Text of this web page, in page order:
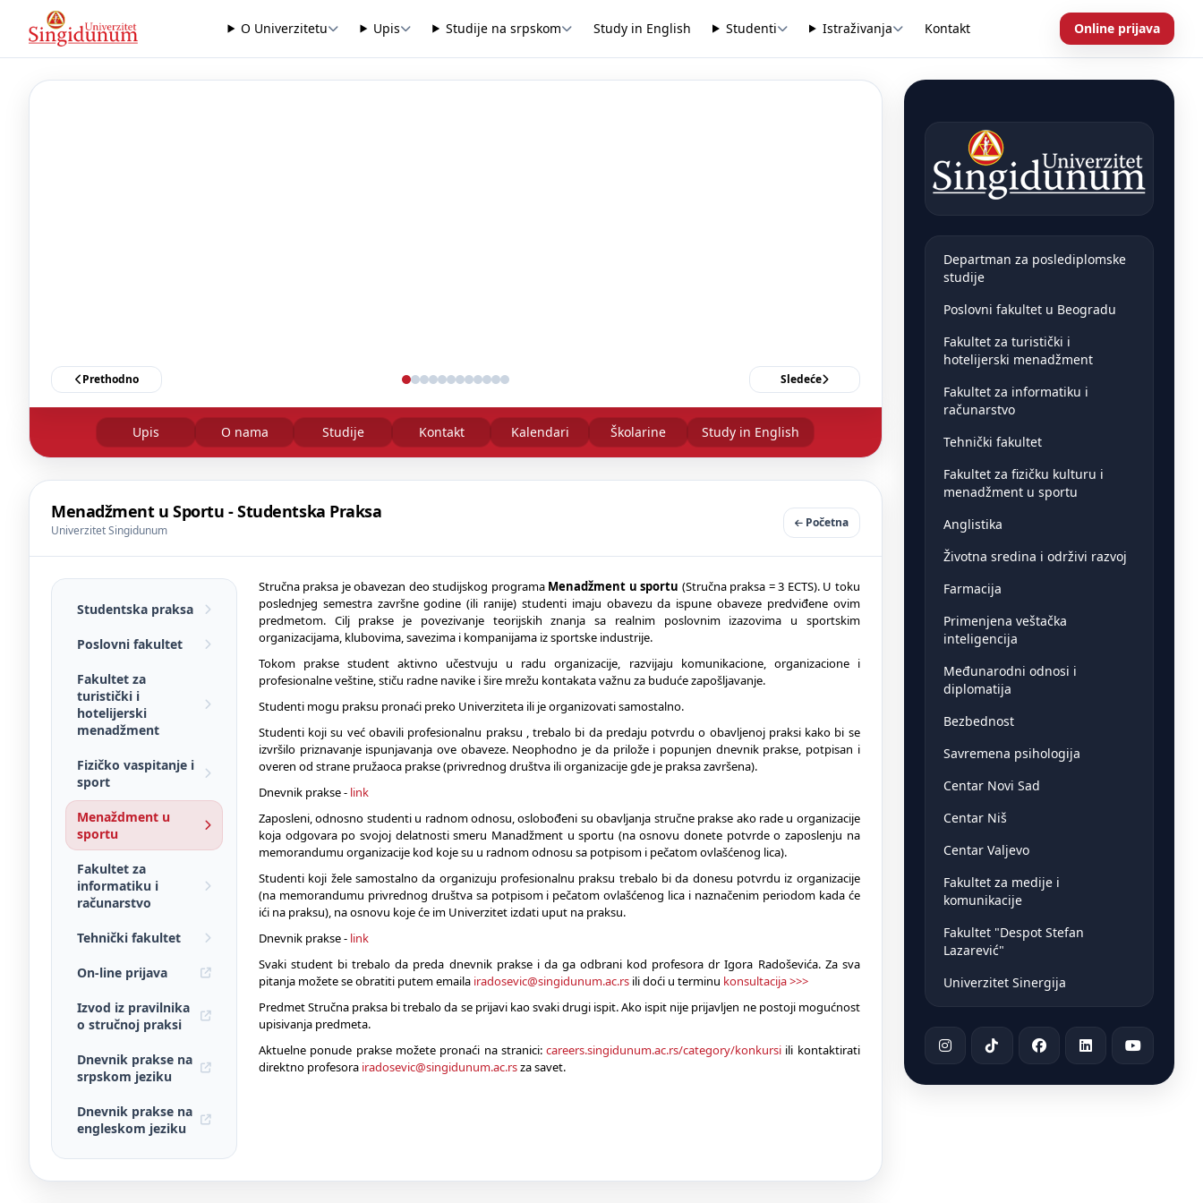
O Univerzitetu Upis Studije na srpskom Study in English Studenti Istraživanja Kontakt Online prijava
Prethodno Sledeće
Upis O nama Studije Kontakt Kalendari Školarine Study in English
Menadžment u Sportu - Studentska Praksa
Univerzitet Singidunum
Početna
Studentska praksa
Poslovni fakultet
Fakultet za
turistički i
hotelijerski
menadžment
Fizičko vaspitanje i
sport
Menaždment u
sportu
Fakultet za
informatiku i
računarstvo
Tehnički fakultet
On-line prijava
Izvod iz pravilnika
o stručnoj praksi
Dnevnik prakse na
srpskom jeziku
Dnevnik prakse na
engleskom jeziku
Stručna praksa je obavezan deo studijskog programaMenadžment u sportu (Stručna praksa = 3 ECTS). U toku
poslednjeg semestra završne godine (ili ranije) studenti imaju obavezu da ispune obaveze predviđene ovim
predmetom. Cilj prakse je povezivanje teorijskih znanja sa realnim poslovnim izazovima u sportskim
organizacijama, klubovima, savezima i kompanijama iz sportske industrije.
Tokom prakse student aktivno učestvuju u radu organizacije, razvijaju komunikacione, organizacione i
profesionalne veštine, stiču radne navike i šire mrežu kontakata važnu za buduće zapošljavanje.
Studenti mogu praksu pronaći preko Univerziteta ili je organizovati samostalno.
Studenti koji su već obavili profesionalnu praksu , trebalo bi da predaju potvrdu o obavljenoj praksi kako bi se
izvršilo priznavanje ispunjavanja ove obaveze. Neophodno je da prilože i popunjen dnevnik prakse, potpisan i
overen od strane pružaoca prakse (privrednog društva ili organizacije gde je praksa završena).
Dnevnik prakse - link
Zaposleni, odnosno studenti u radnom odnosu, oslobođeni su obavljanja stručne prakse ako rade u organizacije
koja odgovara po svojoj delatnosti smeru Manadžment u sportu (na osnovu donete potvrde o zaposlenju na
memorandumu organizacije kod koje su u radnom odnosu sa potpisom i pečatom ovlašćenog lica).
Studenti koji žele samostalno da organizuju profesionalnu praksu trebalo bi da donesu potvrdu iz organizacije
(na memorandumu privrednog društva sa potpisom i pečatom ovlašćenog lica i naznačenim periodom kada će
ići na praksu), na osnovu koje će im Univerzitet izdati uput na praksu.
Dnevnik prakse - link
Svaki student bi trebalo da preda dnevnik prakse i da ga odbrani kod profesora dr Igora Radoševića. Za sva
pitanja možete se obratiti putem emaila iradosevic@singidunum.ac.rsili doći u terminu konsultacija >>>
Predmet Stručna praksa bi trebalo da se prijavi kao svaki drugi ispit. Ako ispit nije prijavljen ne postoji mogućnost
upisivanja predmeta.
Aktuelne ponude prakse možete pronaći na stranici:careers.singidunum.ac.rs/category/konkursi ili kontaktirati
direktno profesora iradosevic@singidunum.ac.rsza savet.
Departman za poslediplomske
studije
Poslovni fakultet u Beogradu
Fakultet za turistički i
hotelijerski menadžment
Fakultet za informatiku i
računarstvo
Tehnički fakultet
Fakultet za fizičku kulturu i
menadžment u sportu
Anglistika
Životna sredina i održivi razvoj
Farmacija
Primenjena veštačka
inteligencija
Međunarodni odnosi i
diplomatija
Bezbednost
Savremena psihologija
Centar Novi Sad
Centar Niš
Centar Valjevo
Fakultet za medije i
komunikacije
Fakultet "Despot Stefan
Lazarević"
Univerzitet Sinergija